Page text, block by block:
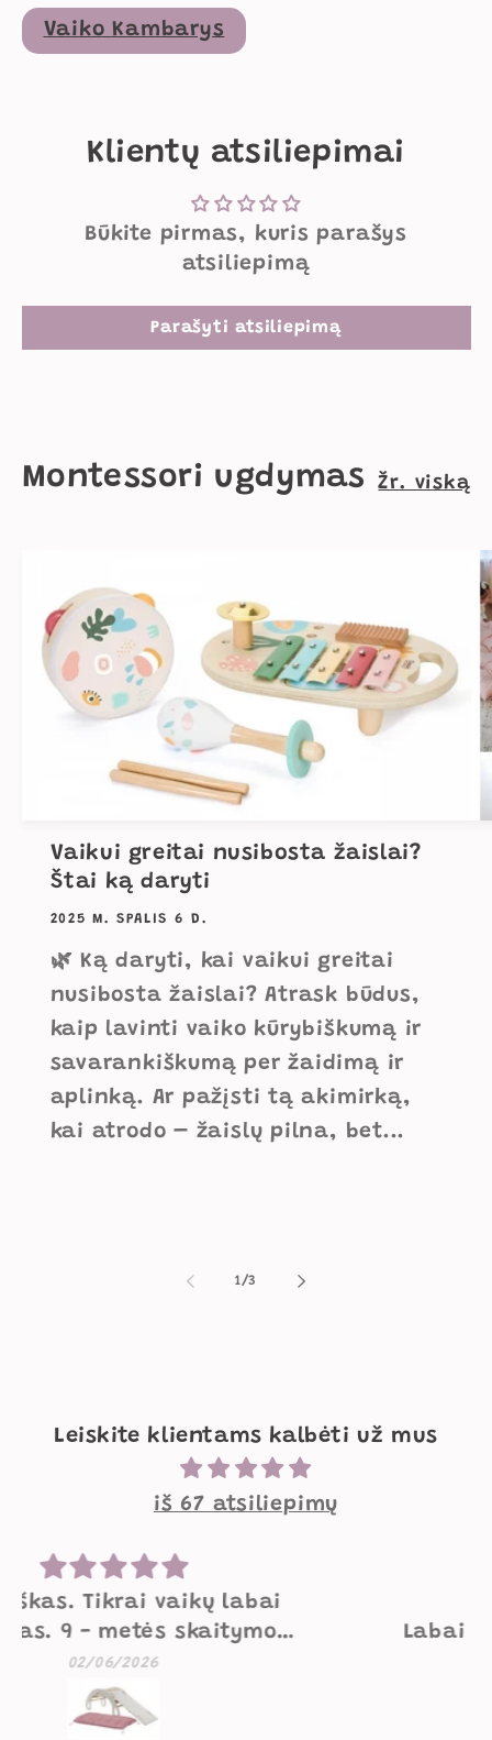
Vaiko Kambarys
Klientų atsiliepimai
Būkite pirmas, kuris parašys
atsiliepimą
Parašyti atsiliepimą
Montessori ugdymas Žr. viską
Vaikui greitai nusibosta žaislai?
Štai ką daryti
2025 M. SPALIS 6 D.
🌿 Ką daryti, kai vaikui greitai
nusibosta žaislai? Atrask būdus,
kaip lavinti vaiko kūrybiškumą ir
savarankiškumą per žaidimą ir
aplinką. Ar pažįsti tą akimirką,
kai atrodo – žaislų pilna, bet...
1/iš
3
Leiskite klientams kalbėti už mus
iš 67 atsiliepimų
Mielos supynės
Labai mielos, gražios, geros
kokybės supynės. Mažesniam
vaikui norėtųsi pakietinimo
užpakaliui, didesniam viskas